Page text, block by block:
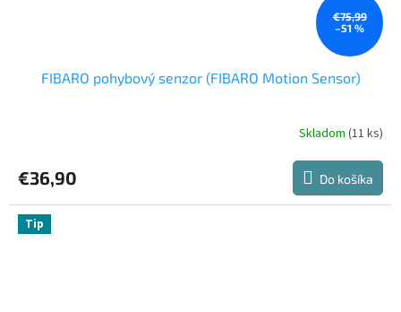
€75,99
–51 %
FIBARO pohybový senzor (FIBARO Motion Sensor)
produktu
je
4,3
5
Skladom(11 ks)
€36,90 Do košíka
Tip